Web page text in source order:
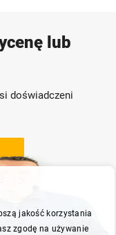
lub
doświadczeni
jakość korzystania
zgodę na używanie